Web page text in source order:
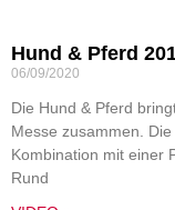
Hund & Pferd
06/09/2020
Die Hund & Pferd
Messe zusammen.
Kombination mit einer
Rund